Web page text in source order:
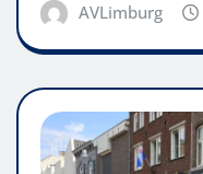
AVLimburg